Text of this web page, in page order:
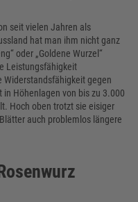
seit vielen Jahren als
hat man ihm nicht ganz
oder „Goldene Wurzel“
Leistungsfähigkeit
Widerstandsfähigkeit gegen
Höhenlagen von bis zu 3.000
Hoch oben trotzt sie eisiger
auch problemlos längere